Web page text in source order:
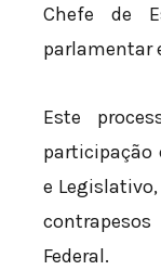
Chefe de
parlamentar
Este
participação
e
Federal.